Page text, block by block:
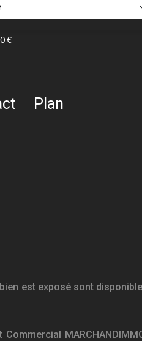
€
Plan
est exposé sont